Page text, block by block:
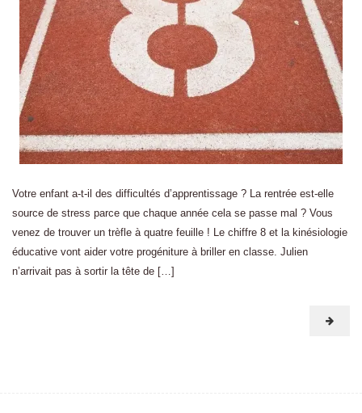
Votre enfant a-t-il des difficultés d’apprentissage ? La rentrée est-elle
source de stress parce que chaque année cela se passe mal ? Vous
venez de trouver un trèfle à quatre feuille ! Le chiffre 8 et la kinésiologie
éducative vont aider votre progéniture à briller en classe. Julien
n’arrivait pas à sortir la tête de […]